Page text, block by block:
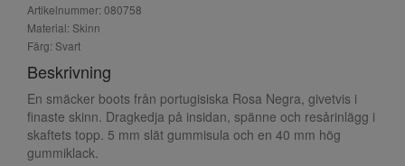
Artikelnummer: 080758
Material: Skinn
Färg: Svart
Beskrivning
En smäcker boots från portugisiska Rosa Negra, givetvis i
finaste skinn. Dragkedja på insidan, spänne och resårinlägg i
skaftets topp. 5 mm slät gummisula och en 40 mm hög
gummiklack.